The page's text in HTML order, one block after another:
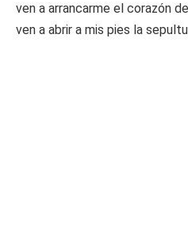
ven a arrancarme el corazón
ven a abrir a mis pies la